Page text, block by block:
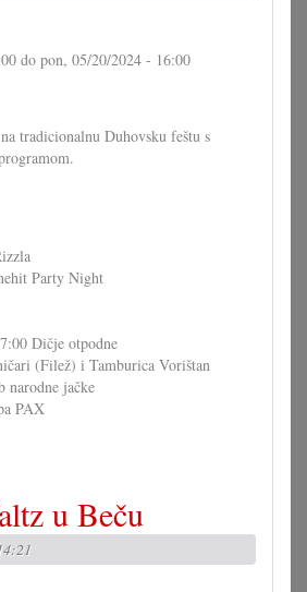
do pon, 05/20/2024 - 16:00
tradicionalnu Duhovsku feštu s
Party Night
Dičje otpodne
(Filež) i Tamburica Vorištan
narodne jačke
PAX
u Beču